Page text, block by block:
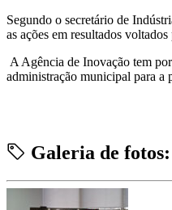
Segundo o secretário de
as ações em resultados
A Agência de Inovação tem
administração municipal para a
Galeria de fotos: